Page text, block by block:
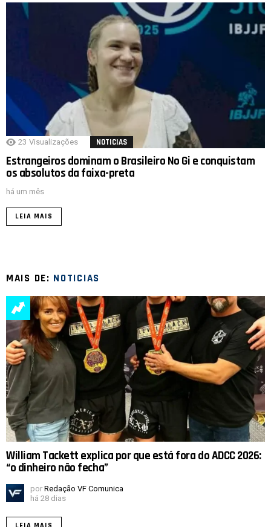
23 Visualizações NOTICIAS
Estrangeiros dominam o Brasileiro No Gi e conquistam
os absolutos da faixa-preta
há um mês
LEIA MAIS
MAIS DE: NOTICIAS
William Tackett explica por que está fora do ADCC 2026:
“o dinheiro não fecha”
por Redação VF Comunica
há 28 dias